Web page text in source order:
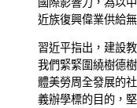
近族復興偉業供給
習近平指出，建設
我們緊緊圍繞樹德
體美勞周全發展的
義辦學標的目的，